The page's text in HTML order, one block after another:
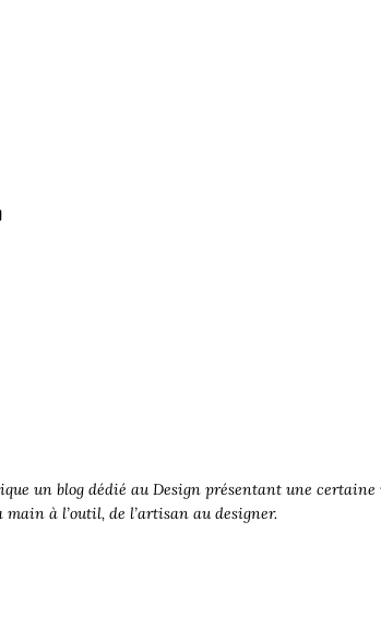
un blog dédié au Design présentant une certaine
à l’outil, de l’artisan au designer.